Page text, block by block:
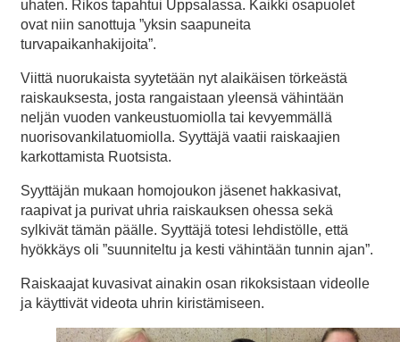
uhaten. Rikos tapahtui Uppsalassa. Kaikki osapuolet
ovat niin sanottuja ”yksin saapuneita
turvapaikanhakijoita”.
Viittä nuorukaista syytetään nyt alaikäisen törkeästä
raiskauksesta, josta rangaistaan yleensä vähintään
neljän vuoden vankeustuomiolla tai kevyemmällä
nuorisovankilatuomiolla. Syyttäjä vaatii raiskaajien
karkottamista Ruotsista.
Syyttäjän mukaan homojoukon jäsenet hakkasivat,
raapivat ja purivat uhria raiskauksen ohessa sekä
sylkivät tämän päälle. Syyttäjä totesi lehdistölle, että
hyökkäys oli ”suunniteltu ja kesti vähintään tunnin ajan”.
Raiskaajat kuvasivat ainakin osan rikoksistaan videolle
ja käyttivät videota uhrin kiristämiseen.